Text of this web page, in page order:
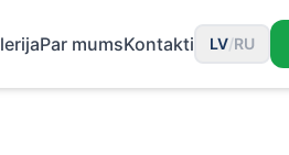
Par mumsKontakti LV/RU